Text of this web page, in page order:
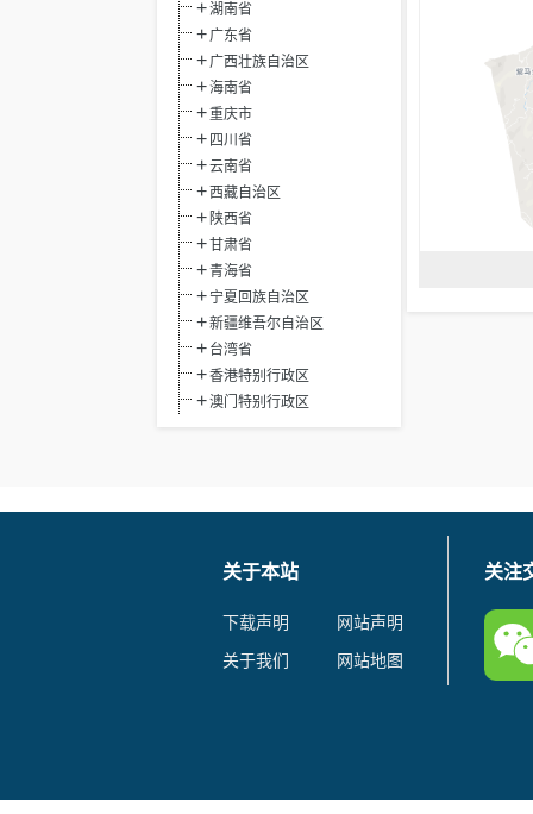
湖南省
广东省
广西壮族自治区
海南省
重庆市
四川省
云南省
西藏自治区
陕西省
甘肃省
青海省
宁夏回族自治区
新疆维吾尔自治区
台湾省
香港特别行政区
澳门特别行政区
关于本站
下载声明
网站声明
关于我们
网站地图
关注